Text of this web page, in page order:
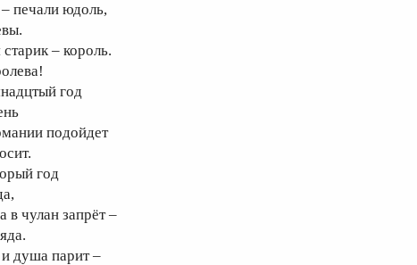
печали юдоль,
– король.
год
подойдет
год
в чулан запрёт –
душа парит –